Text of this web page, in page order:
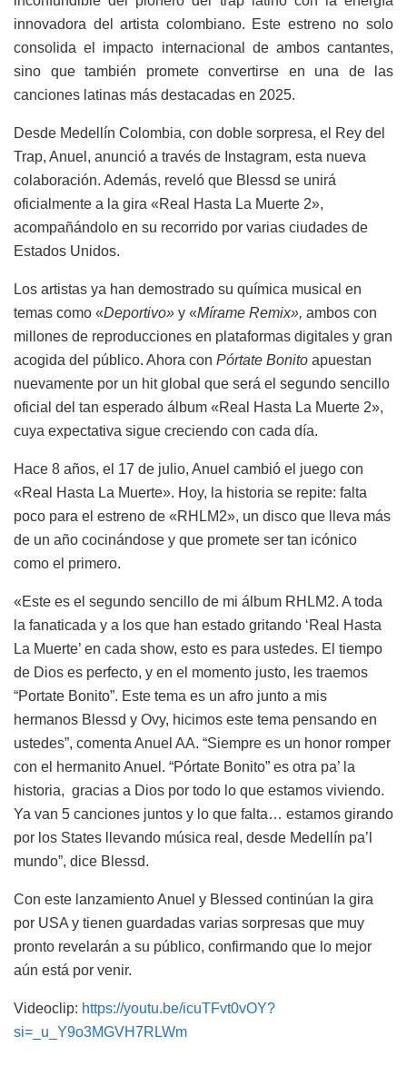
innovadora del artista colombiano. Este estreno no solo
consolida el impacto internacional de ambos cantantes,
sino que también promete convertirse en una de las
canciones latinas más destacadas en 2025.
Desde Medellín Colombia, con doble sorpresa, el Rey del
Trap, Anuel, anunció a través de Instagram, esta nueva
colaboración. Además, reveló que Blessd se unirá
oficialmente a la gira «Real Hasta La Muerte 2»,
acompañándolo en su recorrido por varias ciudades de
Estados Unidos.
Los artistas ya han demostrado su química musical en
temas como «Deportivo» y «Mírame Remix», ambos con
millones de reproducciones en plataformas digitales y gran
acogida del público. Ahora con Pórtate Bonito apuestan
nuevamente por un hit global que será el segundo sencillo
oficial del tan esperado álbum «Real Hasta La Muerte 2»,
cuya expectativa sigue creciendo con cada día.
Hace 8 años, el 17 de julio, Anuel cambió el juego con
«Real Hasta La Muerte». Hoy, la historia se repite: falta
poco para el estreno de «RHLM2», un disco que lleva más
de un año cocinándose y que promete ser tan icónico
como el primero.
«Este es el segundo sencillo de mi álbum RHLM2. A toda
la fanaticada y a los que han estado gritando ‘Real Hasta
La Muerte’ en cada show, esto es para ustedes. El tiempo
de Dios es perfecto, y en el momento justo, les traemos
“Portate Bonito”. Este tema es un afro junto a mis
hermanos Blessd y Ovy, hicimos este tema pensando en
ustedes”, comenta Anuel AA. “Siempre es un honor romper
con el hermanito Anuel. “Pórtate Bonito” es otra pa’ la
historia, gracias a Dios por todo lo que estamos viviendo.
Ya van 5 canciones juntos y lo que falta… estamos girando
por los States llevando música real, desde Medellín pa’l
mundo”, dice Blessd.
Con este lanzamiento Anuel y Blessed continúan la gira
por USA y tienen guardadas varias sorpresas que muy
pronto revelarán a su público, confirmando que lo mejor
aún está por venir.
Videoclip: https://youtu.be/icuTFvt0vOY?
si=_u_Y9o3MGVH7RLWm